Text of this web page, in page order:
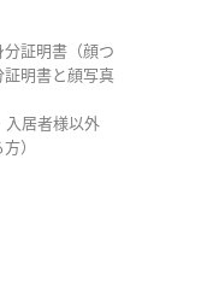
証明書（顔つ
明書と顔写真
入居者様以外
）